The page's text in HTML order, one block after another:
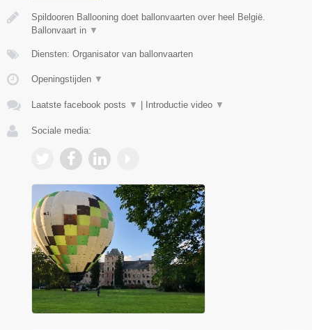
Spildooren Ballooning doet ballonvaarten over heel België.
Ballonvaart in ▼
Diensten: Organisator van ballonvaarten
Openingstijden ▼
Laatste facebook posts ▼ | Introductie video ▼
Sociale media: